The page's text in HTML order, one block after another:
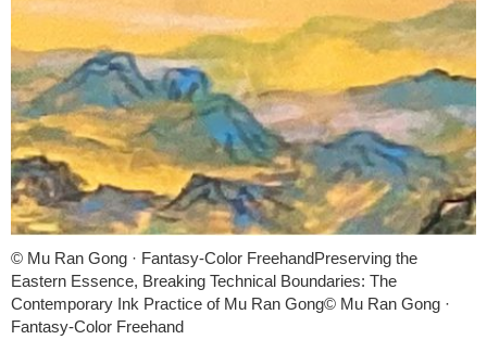
© Mu Ran Gong · Fantasy-Color FreehandPreserving the
Eastern Essence, Breaking Technical Boundaries: The
Contemporary Ink Practice of Mu Ran Gong© Mu Ran Gong ·
Fantasy-Color Freehand